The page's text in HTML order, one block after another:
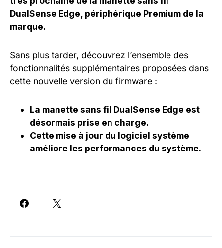
DualSense Edge, périphérique Premium de la
marque.
Sans plus tarder, découvrez l’ensemble des
fonctionnalités supplémentaires proposées dans
cette nouvelle version du firmware :
La manette sans fil DualSense Edge est
désormais prise en charge.
Cette mise à jour du logiciel système
améliore les performances du système.